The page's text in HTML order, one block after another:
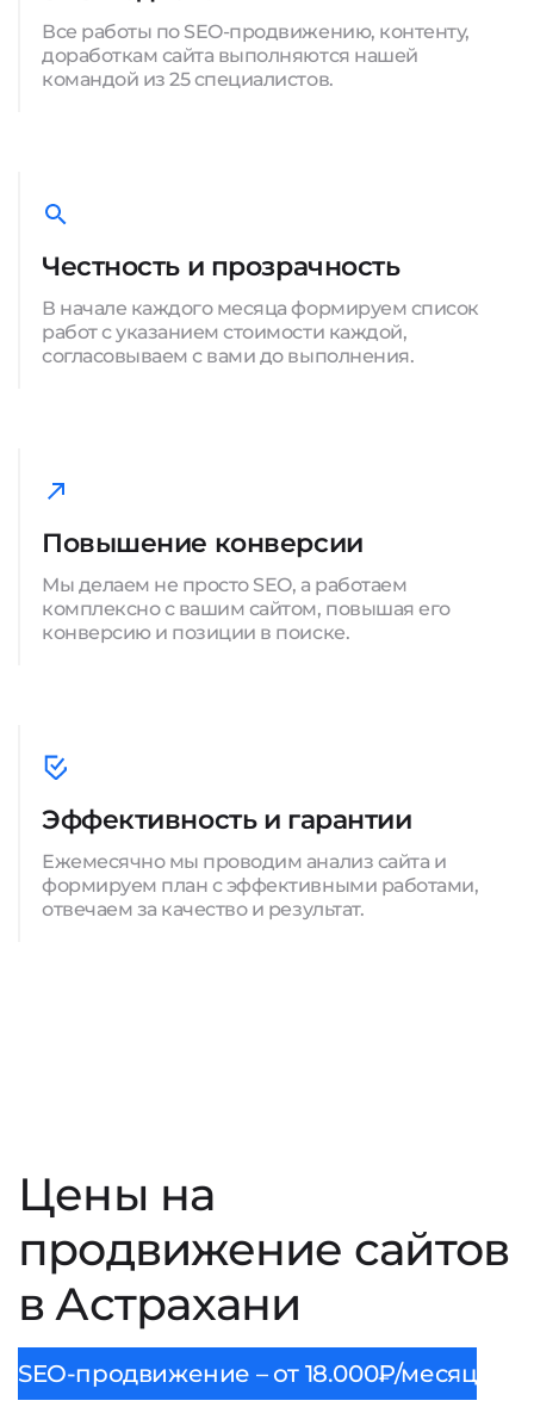
Все работы по SEO-продвижению, контенту,
доработкам сайта выполняются нашей
командой из 25 специалистов.
Честность и прозрачность
В начале каждого месяца формируем список
работ с указанием стоимости каждой,
согласовываем с вами до выполнения.
Повышение конверсии
Мы делаем не просто SEO, а работаем
комплексно с вашим сайтом, повышая его
конверсию и позиции в поиске.
Эффективность и гарантии
Ежемесячно мы проводим анализ сайта и
формируем план с эффективными работами,
отвечаем за качество и результат.
Цены на
продвижение сайтов
в Астрахани
SEO-продвижение – от 18.000₽/месяц